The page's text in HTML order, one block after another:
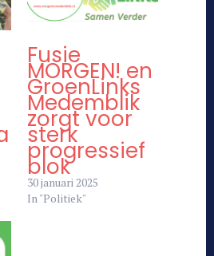
Fusie
MORGEN! en
GroenLinks
Medemblik
zorgt voor
sterk
progressief
blok
30 januari 2025
In "Politiek"